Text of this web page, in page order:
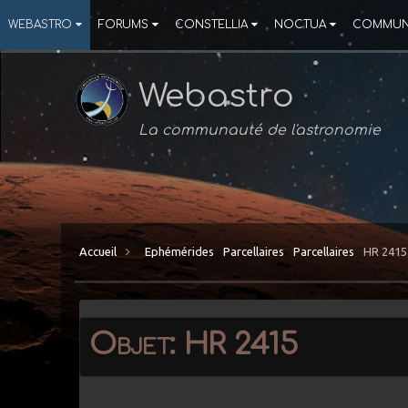
WEBASTRO FORUMS CONSTELLIA NOCTUA
Webastro
La communauté de l'astronomie
Accueil Ephémérides Parcellaires Parcellaires HR 2415
Objet: HR 2415